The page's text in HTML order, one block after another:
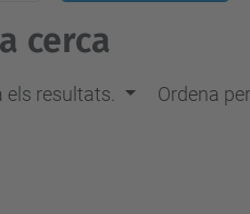
cerca
els resultats. Ordena